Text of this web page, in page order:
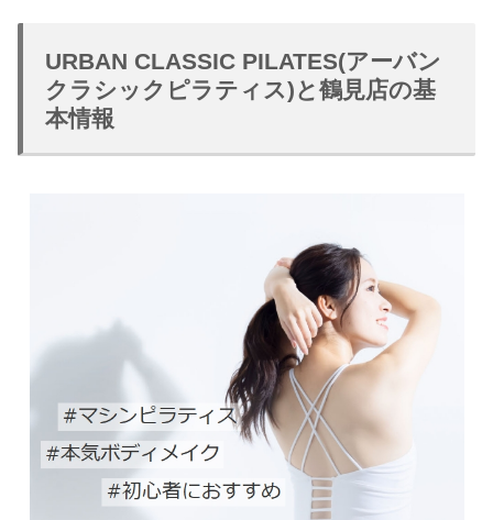
URBAN CLASSIC PILATES(アーバン
クラシックピラティス)と鶴見店の基
本情報